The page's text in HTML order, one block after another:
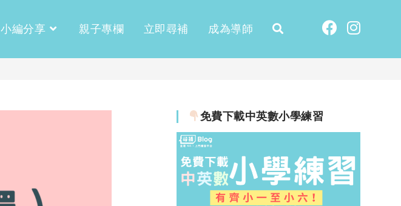
小編分享 親子專欄 立即尋補 成為導師
免費下載中英數小學練習